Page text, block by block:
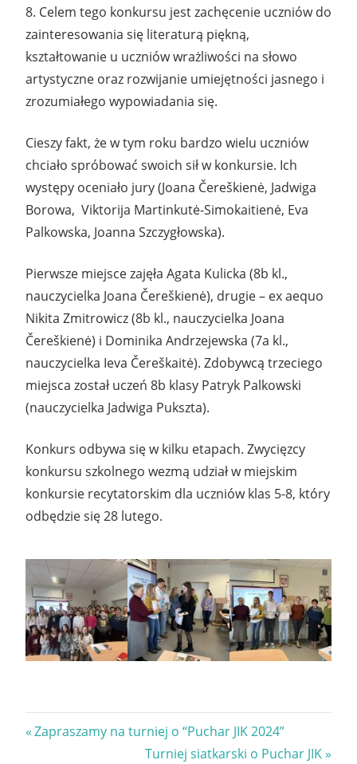
8. Celem tego konkursu jest zachęcenie uczniów do
zainteresowania się literaturą piękną,
kształtowanie u uczniów wrażliwości na słowo
artystyczne oraz rozwijanie umiejętności jasnego i
zrozumiałego wypowiadania się.
Cieszy fakt, że w tym roku bardzo wielu uczniów
chciało spróbować swoich sił w konkursie. Ich
występy oceniało jury (Joana Čereškienė, Jadwiga
Borowa, Viktorija Martinkutė-Simokaitienė, Eva
Palkowska, Joanna Szczygłowska).
Pierwsze miejsce zajęła Agata Kulicka (8b kl.,
nauczycielka Joana Čereškienė), drugie – ex aequo
Nikita Zmitrowicz (8b kl., nauczycielka Joana
Čereškienė) i Dominika Andrzejewska (7a kl.,
nauczycielka Ieva Čereškaitė). Zdobywcą trzeciego
miejsca został uczeń 8b klasy Patryk Palkowski
(nauczycielka Jadwiga Pukszta).
Konkurs odbywa się w kilku etapach. Zwycięzcy
konkursu szkolnego wezmą udział w miejskim
konkursie recytatorskim dla uczniów klas 5-8, który
odbędzie się 28 lutego.
Nawigacja
Previous
Zapraszamy na turniej o “Puchar JIK 2024”
Next
Turniej siatkarski o Puchar JIK